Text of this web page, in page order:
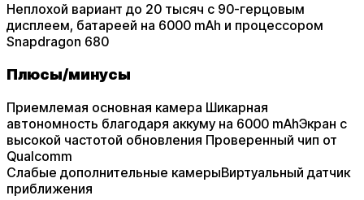
Неплохой вариант до 20 тысяч с 90-герцовым
дисплеем, батареей на 6000 mAh и процессором
Snapdragon 680
Плюсы/минусы
Приемлемая основная камера Шикарная
автономность благодаря аккуму на 6000 mAhЭкран с
высокой частотой обновления Проверенный чип от
Qualcomm
Слабые дополнительные камерыВиртуальный датчик
приближения